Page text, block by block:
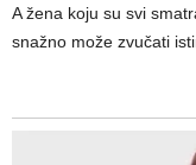
A žena koju su svi
snažno može zvučati